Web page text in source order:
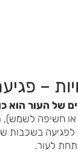
–
של העור הוא
חשיפה לשמש),
בשכבות
לעור.